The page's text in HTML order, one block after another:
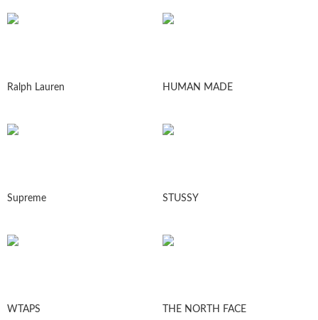
Ralph Lauren HUMAN MADE
Supreme STUSSY
WTAPS THE NORTH FACE